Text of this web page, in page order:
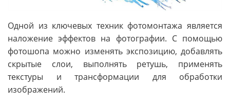
Одной из ключевых техник фотомонтажа является
наложение эффектов на фотографии. С помощью
фотошопа можно изменять экспозицию, добавлять
скрытые слои, выполнять ретушь, применять
текстуры и трансформации для обработки
изображений.